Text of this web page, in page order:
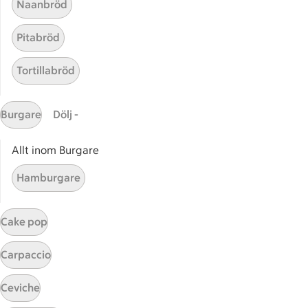
Sidfot
FAQ
Kontakta oss
Naanbröd
Pitabröd
Tortillabröd
Burgare Dölj -
Allt inom Burgare
Hamburgare
Cake pop
Carpaccio
Ceviche